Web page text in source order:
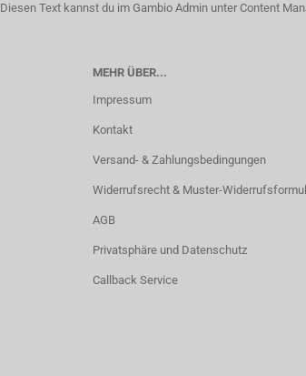
Diesen Text kannst du im Gambio Admin unter Content
MEHR ÜBER...
Impressum
Kontakt
Versand- & Zahlungsbedingungen
Widerrufsrecht & Muster-
AGB
Privatsphäre und Datenschutz
Callback Service